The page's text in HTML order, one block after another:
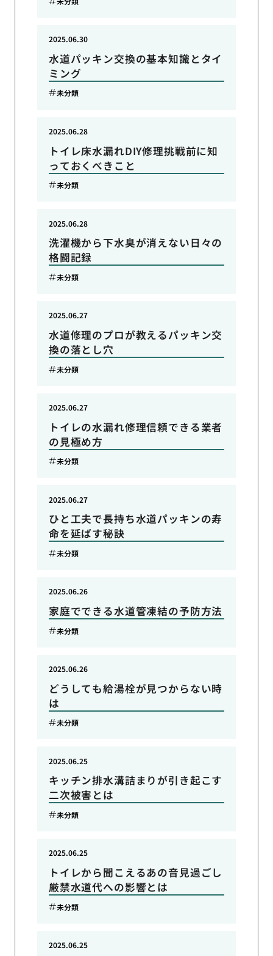
水道パッキン交換の基本知識とタイ
ミング
2025.06.30
未分類
トイレ床水漏れDIY修理挑戦前に知
っておくべきこと
2025.06.28
未分類
洗濯機から下水臭が消えない日々の
格闘記録
2025.06.28
未分類
水道修理のプロが教えるパッキン交
換の落とし穴
2025.06.27
未分類
トイレの水漏れ修理信頼できる業者
の見極め方
2025.06.27
未分類
ひと工夫で長持ち水道パッキンの寿
命を延ばす秘訣
2025.06.27
未分類
家庭でできる水道管凍結の予防方法
2025.06.26
未分類
どうしても給湯栓が見つからない時
は
2025.06.26
未分類
キッチン排水溝詰まりが引き起こす
二次被害とは
2025.06.25
未分類
トイレから聞こえるあの音見過ごし
厳禁水道代への影響とは
2025.06.25
未分類
2025.06.25